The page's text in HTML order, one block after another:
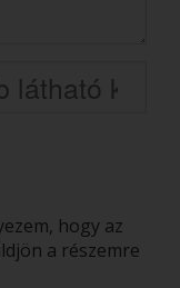
hogy az
a részemre